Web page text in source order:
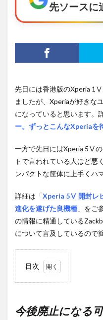
先ソースに
先日には香港版のXperia
ましたが、Xperiaが好きな
になっていると思います。
ー。ずっとこんなXperiaを
一方で先日にはXperia 5Ⅴ
トで言われている人ほど悪
ンパクトな筐体に上手くハ
詳細は「Xperia 5Ⅴ 開封レ
進化を遂げた良機種 」をご
の情報に精通している
について言及しているので
目次
にな
る可
今後廃止になる可